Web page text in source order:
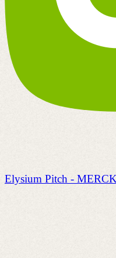
Elysium Pitch -